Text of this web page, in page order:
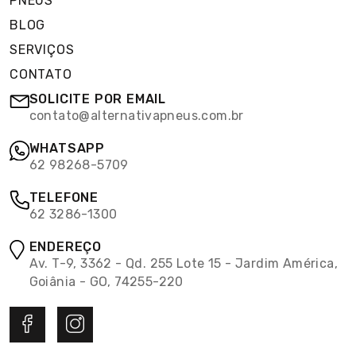
BLOG
SERVIÇOS
CONTATO
SOLICITE POR EMAIL
contato@alternativapneus.com.br
WHATSAPP
62 98268-5709
TELEFONE
62 3286-1300
ENDEREÇO
Av. T-9, 3362 - Qd. 255 Lote 15 - Jardim América,
Goiânia - GO, 74255-220